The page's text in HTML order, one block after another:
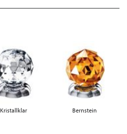
Kristallklar Bernstein